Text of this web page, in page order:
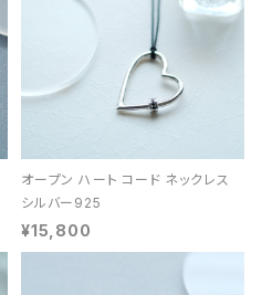
オープン ハート コード ネックレス
シルバー925
¥15,800